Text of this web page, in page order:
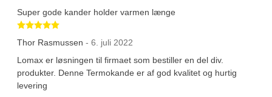
Super gode kander holder varmen længe
Betygsatt 5 av 5 stjärnor
Thor Rasmussen - 6. juli 2022
Lomax er løsningen til firmaet som bestiller en del div.
produkter. Denne Termokande er af god kvalitet og hurtig
levering